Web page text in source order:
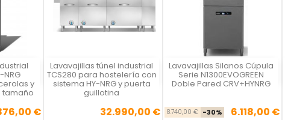
NRG
y
tamaño
base
Precio
€
 Lavavajillas túnel industrial
TCS280 para hostelería con
sistema HY-NRG y puerta
guillotina
Precio
32.990,00 €

Vista rápida Lavavajillas Silanos Cúpula
Serie N1300EVOGREEN
Doble Pared CRV+HYNRG
Precio base
8.740,00 € -30% Precio
6.118,00 €

Vista rápida